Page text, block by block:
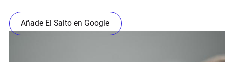
Añade El Salto en Google